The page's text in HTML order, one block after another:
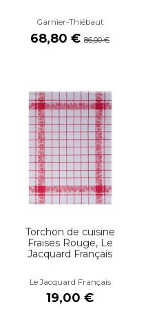
Garnier-Thiébaut
68,80 €86,00 €
Torchon de cuisine
Fraises Rouge, Le
Jacquard Français
Le Jacquard Français
19,00 €